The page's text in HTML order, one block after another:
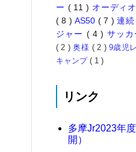
ー ( 11 ) オーディオ
( 8 )AS50 ( 7 )連続
ジャー ( 4 ) サッカ
( 2 )奥様 ( 2 )9歳児
キャンプ ( 1 )
リンク
多摩Jr2023年
開）